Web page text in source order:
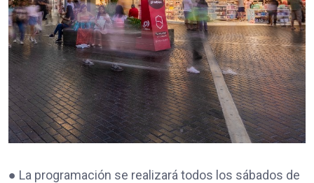
● La programación se realizará todos los sábados de